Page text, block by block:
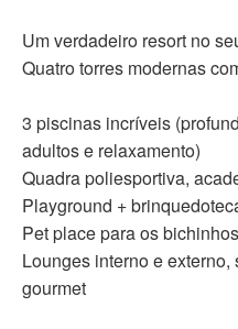
Um verdadeiro resort no
Quatro torres modernas
3 piscinas incríveis
adultos e relaxamento)
Quadra poliesportiva,
Playground +
Pet place para os
Lounges interno e
gourmet